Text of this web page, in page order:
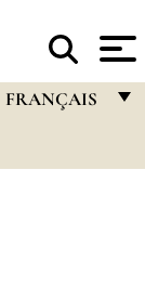
FRANÇAIS